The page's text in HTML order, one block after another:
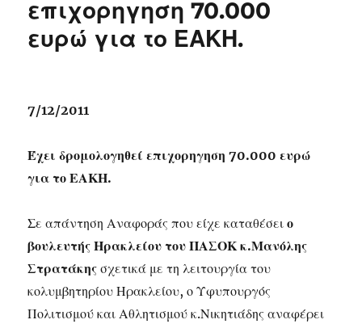
επιχορηγηση 70.000
ευρώ για το ΕΑΚΗ.
7/12/2011
Έχει δρομολογηθεί επιχορηγηση 70.000 ευρώ
για το ΕΑΚΗ.
Σε απάντηση Αναφοράς που είχε καταθέσειο
βουλευτής Ηρακλείου του ΠΑΣΟΚ κ.Μανόλης
Στρατάκης σχετικά με τη λειτουργία του
κολυμβητηρίου Ηρακλείου, ο Υφυπουργός
Πολιτισμού και Αθλητισμού κ.Νικητιάδης αναφέρει